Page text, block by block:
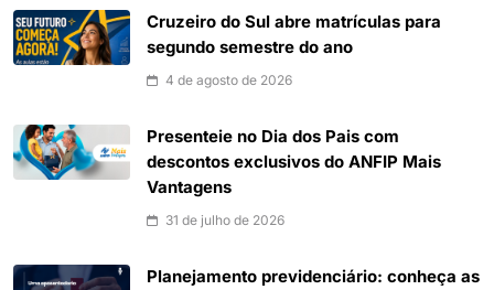
Cruzeiro do Sul abre matrículas para
segundo semestre do ano
4 de agosto de 2026
Presenteie no Dia dos Pais com
descontos exclusivos do ANFIP Mais
Vantagens
31 de julho de 2026
Planejamento previdenciário: conheça as